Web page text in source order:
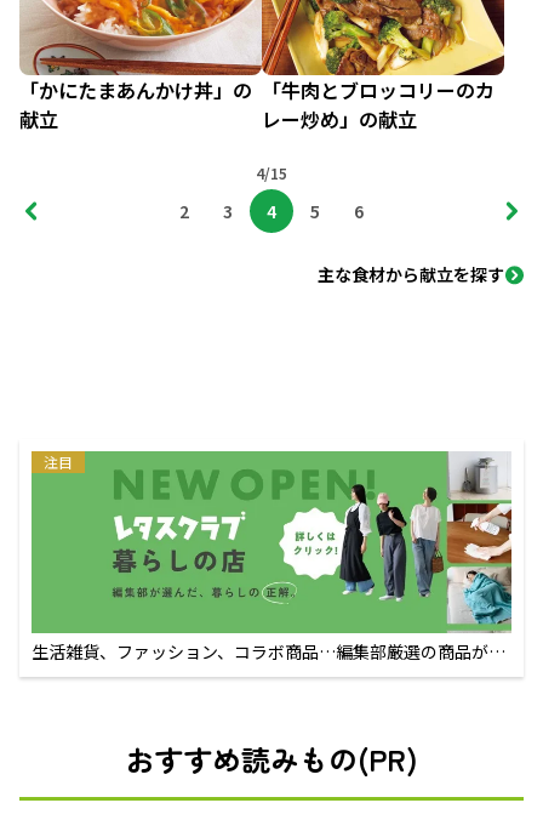
「かにたまあんかけ丼」の
献立
「牛肉とブロッコリーのカ
レー炒め」の献立
4/15
2 3 4 5 6
主な食材から献立を探す
注目
生活雑貨、ファッション、コラボ商品…編集部厳選の商品が買
えるECサイト
おすすめ読みもの(PR)